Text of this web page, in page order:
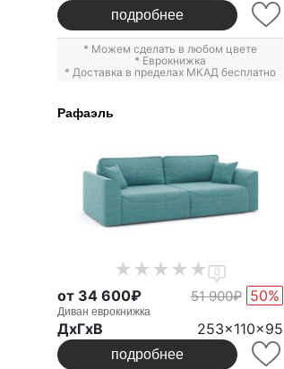
подробнее
* Можем сделать в любом цвете
* Еврокнижка
* Доставка в пределах МКАД бесплатно
Рафаэль
0
от 34 600₽ 51 900₽ 50%
Диван еврокнижка
ДxГxВ 253x110x95
подробнее